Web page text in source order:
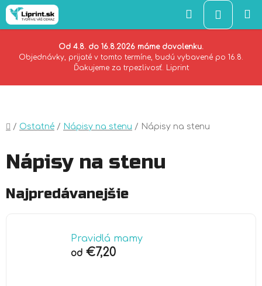
Od 4.8. do 16.8.2026 máme dovolenku.
Objednávky, prijaté v tomto termíne, budú vybavené po 16.8.
Ďakujeme za trpezlivosť. Liprint
Hľadať
KOŠÍK
Domov
/ Ostatné / Nápisy na stenu / Nápisy na stenu
Nápisy na stenu
Najpredávanejšie
Pravidlá mamy
od €7,20